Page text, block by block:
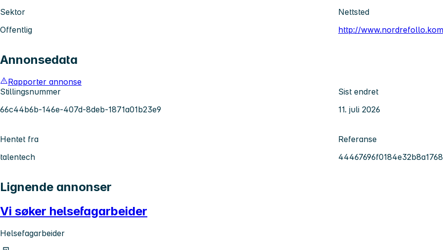
Sektor
Offentlig
Nettsted
http://
Annonsedata
Rapporter annonse
Stillingsnummer
66c44b6b-146e-407d-8deb-1871a01b23e9
Sist endret
11. juli 2026
Hentet fra
talentech
Referanse
Lignende annonser
Vi søker helsefagarbeider
Helsefagarbeider